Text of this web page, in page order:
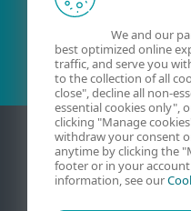
We and our
best optimized online
traffic, and serve you
to the collection of all
close", decline all non-
essential cookies only",
clicking "Manage
withdraw your consent
anytime by clicking the
footer or in your
information, see our